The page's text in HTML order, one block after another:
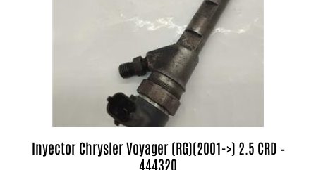
Inyector Chrysler Voyager (RG)(2001->) 2.5 CRD –
444320